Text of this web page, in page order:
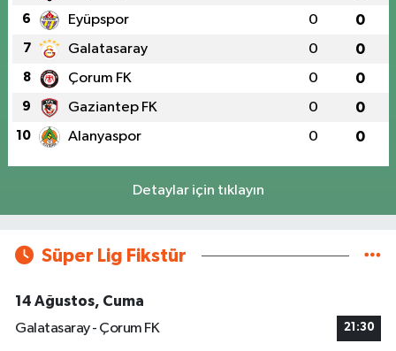
6 Eyüpspor 0 0
7 Galatasaray 0 0
8 Çorum FK 0 0
9 Gaziantep FK 0 0
10 Alanyaspor 0 0
Detaylar için tıklayın
Süper Lig Fikstür
14 Ağustos, Cuma
Galatasaray - Çorum FK
21:30